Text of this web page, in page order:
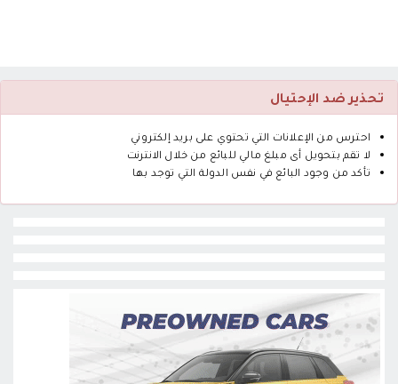
تحذير ضد الإحتيال
احترس من الإعلانات التي تحتوي على بريد إلكتروني
لا تقم بتحويل أى مبلغ مالي للبائع من خلال الانترنت
تأكد من وجود البائع في نفس الدولة التي توجد بها